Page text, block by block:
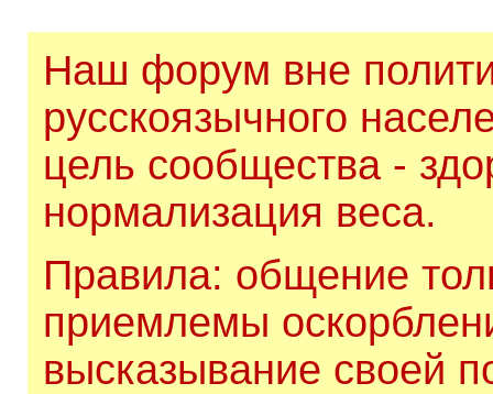
Наш форум вне
русскоязычного
цель сообщества -
нормализация веса.
Правила: общение
приемлемы
высказывание своей